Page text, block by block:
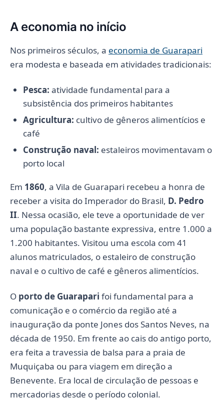
A economia no início
Nos primeiros séculos, a economia de Guarapari
era modesta e baseada em atividades tradicionais:
Pesca: atividade fundamental para a
subsistência dos primeiros habitantes
Agricultura: cultivo de gêneros alimentícios e
café
Construção naval: estaleiros movimentavam o
porto local
Em 1860, a Vila de Guarapari recebeu a honra de
receber a visita do Imperador do Brasil, D. Pedro
II. Nessa ocasião, ele teve a oportunidade de ver
uma população bastante expressiva, entre 1.000 a
1.200 habitantes. Visitou uma escola com 41
alunos matriculados, o estaleiro de construção
naval e o cultivo de café e gêneros alimentícios.
O porto de Guarapari foi fundamental para a
comunicação e o comércio da região até a
inauguração da ponte Jones dos Santos Neves, na
década de 1950. Em frente ao cais do antigo porto,
era feita a travessia de balsa para a praia de
Muquiçaba ou para viagem em direção a
Benevente. Era local de circulação de pessoas e
mercadorias desde o período colonial.